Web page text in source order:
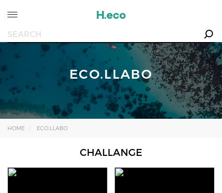
ECO.LLABO
HOME ECO.LLABO
CHALLANGE
자세히보기 자세히보기